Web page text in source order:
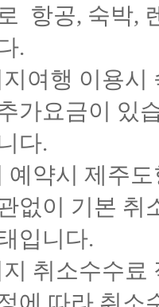
항공, 숙박,
.
여행 이용
가요금이 있
다.
예약시 제주
없이 기본 취
입니다.
취소수수